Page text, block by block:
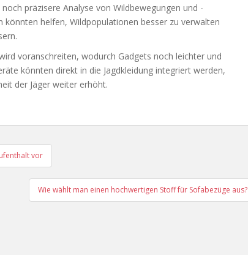
noch präzisere Analyse von Wildbewegungen und -
helfen, Wildpopulationen besser zu verwalten
voranschreiten, wodurch Gadgets noch leichter und
könnten direkt in die Jagdkleidung integriert werden,
der Jäger weiter erhöht.
vor
Wie wählt man einen hochwertigen Stoff für Sofabezüge aus?